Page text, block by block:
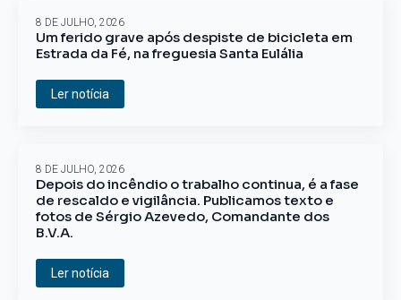
Um ferido grave após despiste de bicicleta em
Estrada da Fé, na freguesia Santa Eulália
8 DE JULHO, 2026
Ler notícia
Depois do incêndio o trabalho continua, é a fase
de rescaldo e vigilância. Publicamos texto e
fotos de Sérgio Azevedo, Comandante dos
B.V.A.
8 DE JULHO, 2026
Ler notícia